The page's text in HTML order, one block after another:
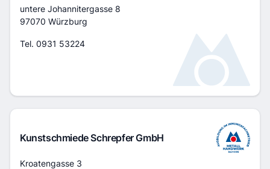
Adresse
untere Johannitergasse 8
97070 Würzburg
Tel. 0931 53224
Kunstschmiede Schrepfer GmbH
Adresse
Kroatengasse 3